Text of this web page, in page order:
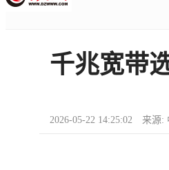
千兆宽带
2026-05-22 14:25:02 来源